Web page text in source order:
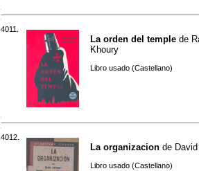
4011.
La orden del temple de
Khoury
Libro usado (Castellano)
4012.
La organizacion de
Libro usado (Castellano)